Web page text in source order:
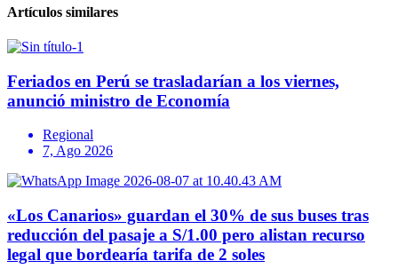
Artículos similares
Feriados en Perú se trasladarían a los viernes,
anunció ministro de Economía
Regional
7, Ago 2026
«Los Canarios» guardan el 30% de sus buses tras
reducción del pasaje a S/1.00 pero alistan recurso
legal que bordearía tarifa de 2 soles